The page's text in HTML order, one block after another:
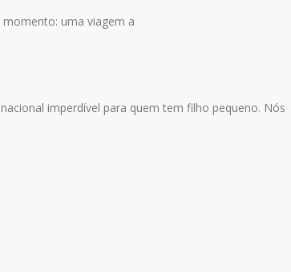
uma viagem a
imperdível para quem tem filho pequeno. Nós